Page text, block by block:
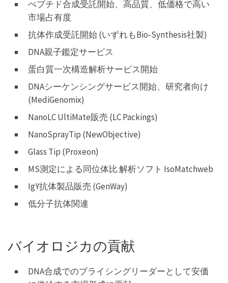
ぺプチド合成受託開始、高品質、低価格で高い
市場占有度
抗体作成受託開始 (いずれもBio-Synthesis社製)
DNA親子鑑定サービス
蛋白質一次構造解析サービス開始
DNAシーケンシングサービス開始、研究者向け
(MediGenomix)
NanoLC UltiMate販売 (LC Packings)
NanoSprayTip (NewObjective)
Glass Tip (Proxeon)
MS測定による同位体比 解析ソフト IsoMatchweb
IgY抗体製品販売 (GenWay)
低分子抗体関連
バイオロジカの貢献
DNA合成でのプライシングリーダーとして安価